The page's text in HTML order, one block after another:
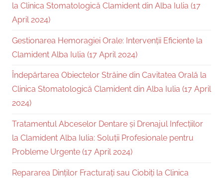
la Clinica Stomatologică Clamident din Alba Iulia (17
April 2024)
Gestionarea Hemoragiei Orale: Intervenții Eficiente la
Clamident Alba Iulia (17 April 2024)
Îndepărtarea Obiectelor Străine din Cavitatea Orală la
Clinica Stomatologică Clamident din Alba Iulia (17 April
2024)
Tratamentul Abceselor Dentare și Drenajul Infecțiilor
la Clamident Alba Iulia: Soluții Profesionale pentru
Probleme Urgente (17 April 2024)
Repararea Dinților Fracturați sau Ciobiți la Clinica